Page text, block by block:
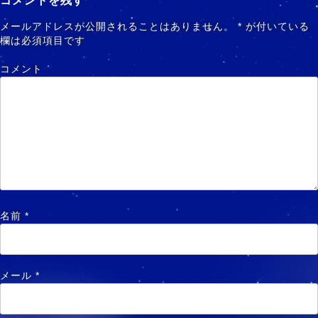
メールアドレスが公開されることはありません。 * が付いている
欄は必須項目です
コメント
名前 *
メール *